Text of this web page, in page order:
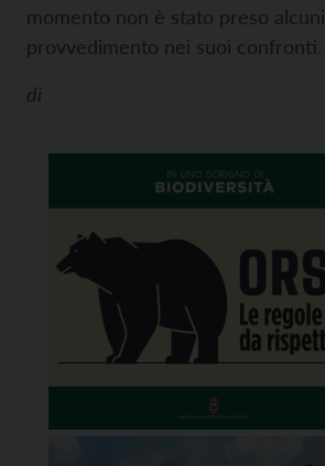
momento non è stato preso alcuni
provvedimento nei suoi confronti.
di